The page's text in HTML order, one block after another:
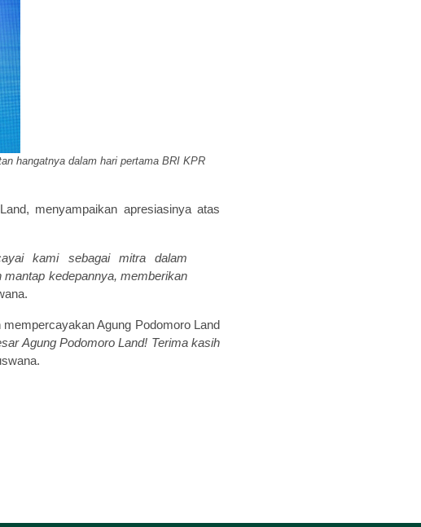
hangatnya dalam hari pertama BRI KPR
menyampaikan apresiasinya atas
kami sebagai mitra dalam
kedepannya, memberikan
Agung Podomoro Land
Agung Podomoro Land! Terima kasih